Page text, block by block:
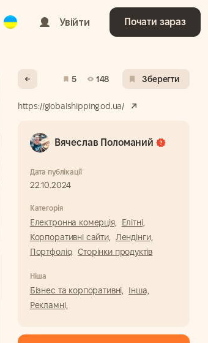
Ukrainian
Увійти Почати зараз
5 148 Зберегти
https://globalshipping.od.ua/
Вячеслав Поломаний
Дата публікації
22.10.2024
Категорія
Електронна комерція,
Елітні,
Корпоративні сайти,
Лендінги,
Портфоліо, Сторінки продуктів
Ніша
Бізнес та корпоративні,
Інша,
Рекламні,